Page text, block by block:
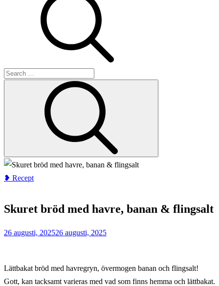
Search
Recept
bröd
havre,
banan
❥ Recept
Skuret bröd med havre, banan & flingsalt
26 augusti, 202526 augusti, 2025
Lättbakat bröd med havregryn, övermogen banan och flingsalt!
Gott, kan tacksamt varieras med vad som finns hemma och lättbakat.